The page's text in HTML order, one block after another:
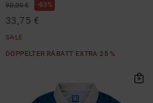
90,00 € 63%
33,75 €
SALE
DOPPELTER RABATT EXTRA 25 %